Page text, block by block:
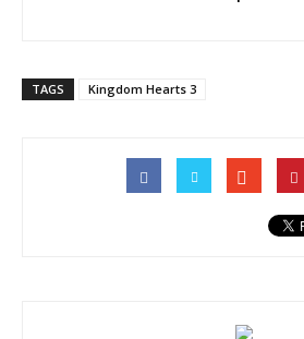
TAGS Kingdom Hearts 3